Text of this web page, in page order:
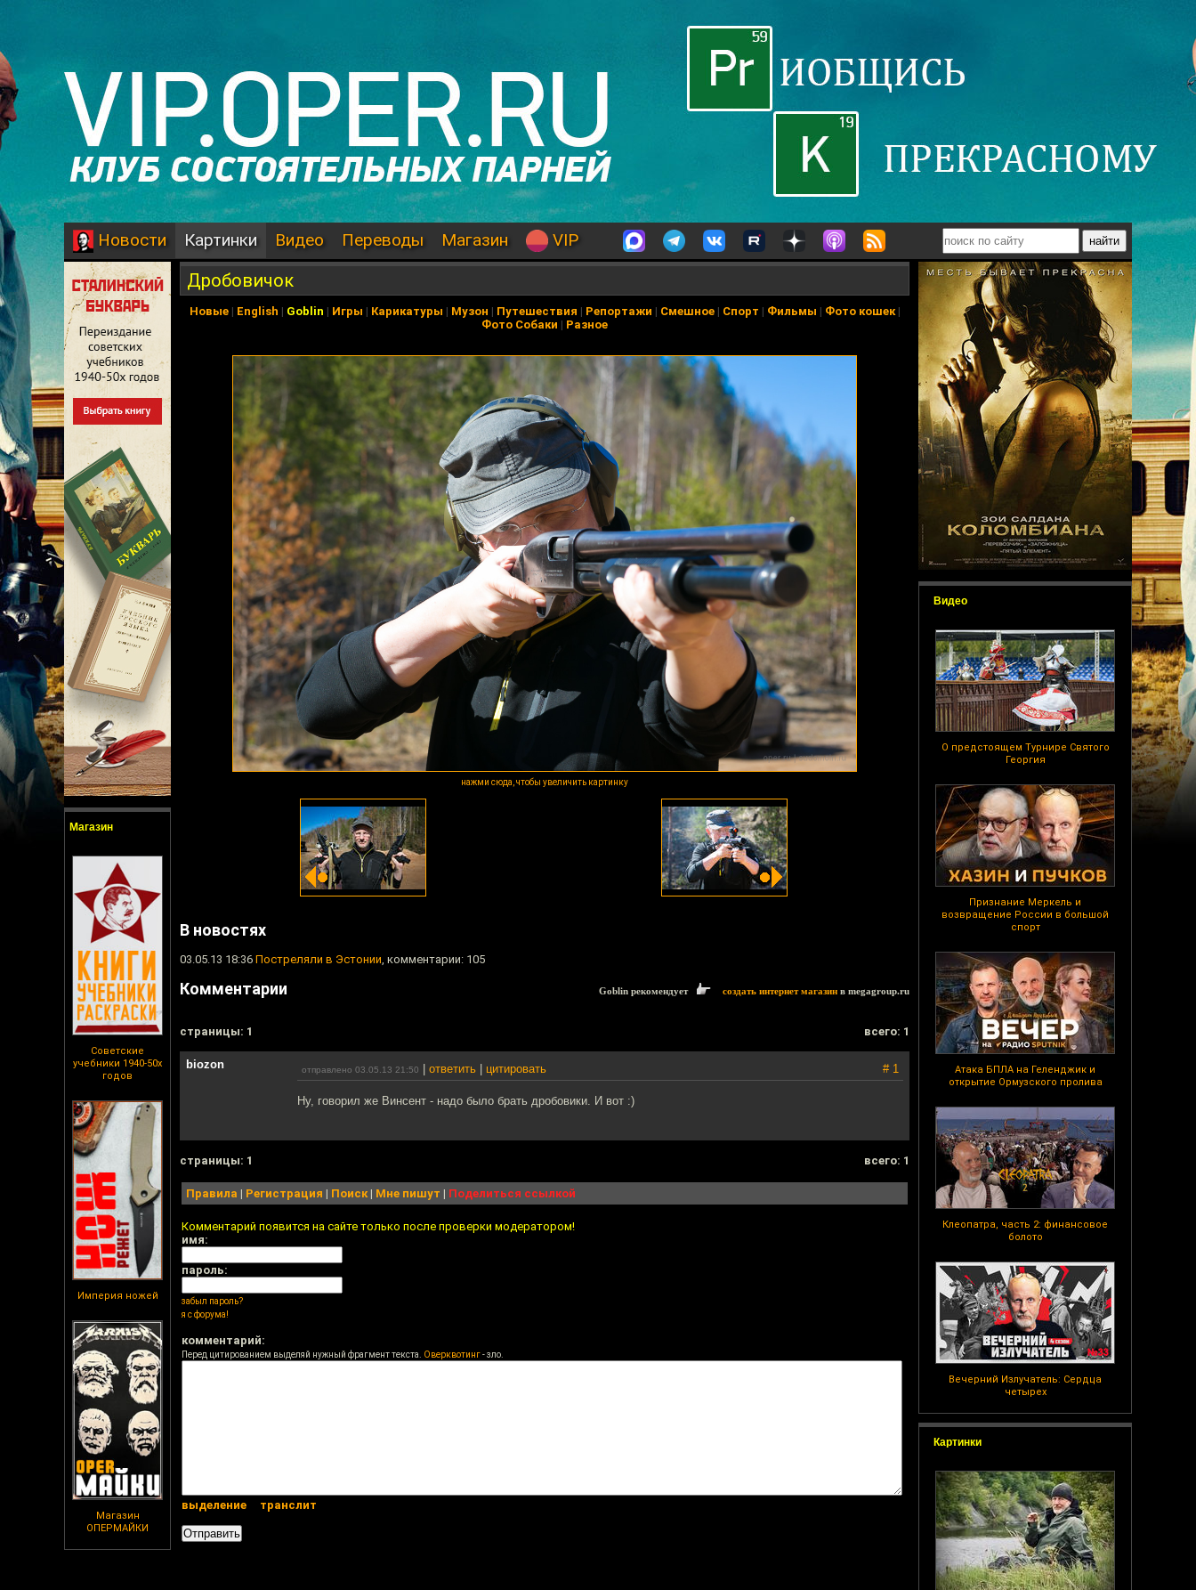
Новости Картинки Видео Переводы Магазин VIP
Магазин
Советские
учебники 1940-50х
годов
Империя ножей
Магазин
ОПЕРМАЙКИ
Видео
О предстоящем Турнире Святого
Георгия
Признание Меркель и
возвращение России в большой
спорт
Атака БПЛА на Геленджик и
открытие Ормузского пролива
Клеопатра, часть 2: финансовое
болото
Вечерний Излучатель: Сердца
четырех
Картинки
Дробовичок
Новые| English | Goblin | Игры | Карикатуры | Музон | Путешествия | Репортажи | Смешное| Спорт | Фильмы | Фото кошек|
Фото Собаки | Разное
нажми сюда, чтобы увеличить картинку
В новостях
03.05.13 18:36 Постреляли в Эстонии, комментарии: 105
Комментарии Goblin рекомендует создать интернет магазин в megagroup.ru
cтраницы: 1 всего: 1
biozon отправлено 03.05.13 21:50 ответить цитировать # 1
Ну, говорил же Винсент - надо было брать дробовики. И вот :)
cтраницы: 1 всего: 1
Правила | Регистрация | Поиск| Мне пишут | Поделиться ссылкой
Комментарий появится на сайте только после проверки модератором!
имя:
пароль:
забыл пароль?
я с форума!
комментарий:
Перед цитированием выделяй нужный фрагмент текста. Оверквотинг- зло.
выделение транслит